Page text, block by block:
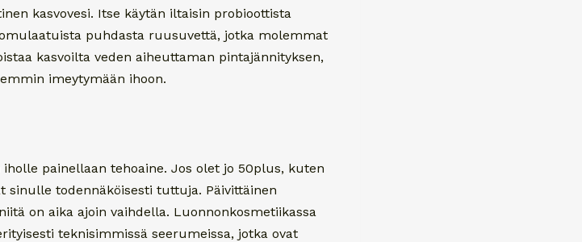
kasvovesi. Itse käytän iltaisin probioottista
puhdasta ruusuvettä, jotka molemmat
kasvoilta veden aiheuttaman pintajännityksen,
imeytymään ihoon.
painellaan tehoaine. Jos olet jo 50plus, kuten
sinulle todennäköisesti tuttuja. Päivittäinen
on aika ajoin vaihdella. Luonnonkosmetiikassa
teknisimmissä seerumeissa, jotka ovat